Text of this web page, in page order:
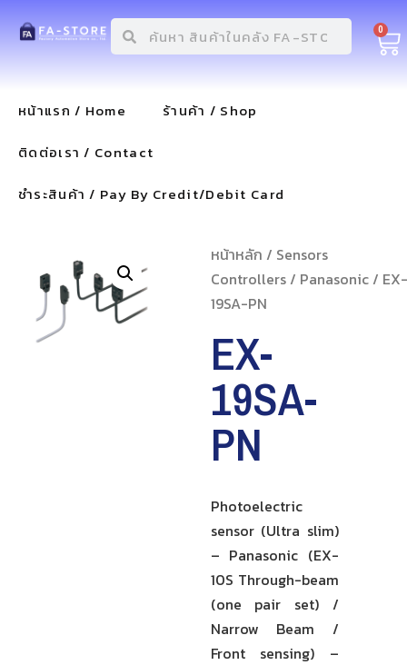
0
หน้าแรก / Home
ร้านค้า / Shop
ติดต่อเรา / Contact
ชำระสินค้า / Pay By Credit/Debit Card
หน้าหลัก / Sensors
Controllers/ Panasonic/ EX-
19SA-PN
EX-
19SA-
PN
Photoelectric
sensor (Ultra slim)
– Panasonic (EX-
10S Through-beam
(one pair set) /
Narrow Beam /
Front sensing) –